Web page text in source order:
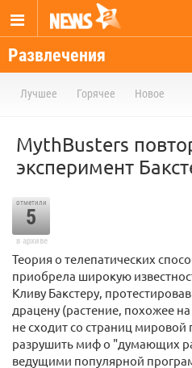
Развлечения
Лучшее Горячее Новое
MythBusters
эксперимент
отметили
5
в архиве
Теория о телепатических
приобрела широкую
Кливу Бакстеру,
драцену (растение, похожее
не сходит со страниц
разрушить миф о "думающих
ведущими популярной